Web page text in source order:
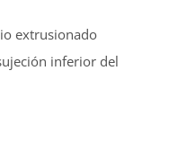
extrusionado
inferior del